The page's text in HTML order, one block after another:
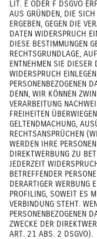
LIT. E ODER F DSGVO
AUS GRÜNDEN, DIE
ERGEBEN, GEGEN DIE
DATEN WIDERSPRUCH
DIESE BESTIMMUNGEN
RECHTSGRUNDLAGE,
ENTNEHMEN SIE DIESER
WIDERSPRUCH
PERSONENBEZOGENEN
DENN, WIR KÖNNEN
VERARBEITUNG
FREIHEITEN
GELTENDMACHUNG,
RECHTSANSPRÜCHEN
WERDEN IHRE
DIREKTWERBUNG ZU
JEDERZEIT
BETREFFENDER
DERARTIGER WERBUNG
PROFILING, SOWEIT ES
VERBINDUNG STEHT.
PERSONENBEZOGENEN
ZWECKE DER
ART. 21 ABS. 2 DSGVO).